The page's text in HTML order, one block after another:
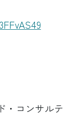
・コンサルテ